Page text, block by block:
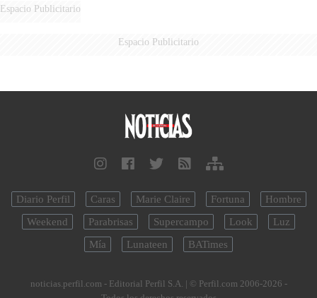
Espacio Publicitario
Espacio Publicitario
Diario Perfil Caras Marie Claire Fortuna
Hombre
Weekend
Parabrisas Supercampo Look
Luz
Mía
Lunateen BATimes
noticias.perfil.com - Editorial Perfil S.A. | © Perfil.com 2006-2026 -